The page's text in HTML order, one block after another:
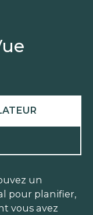
un
pour planifier,
vous avez